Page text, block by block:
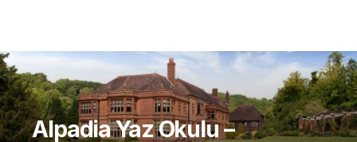
Alpadia Yaz Okulu –